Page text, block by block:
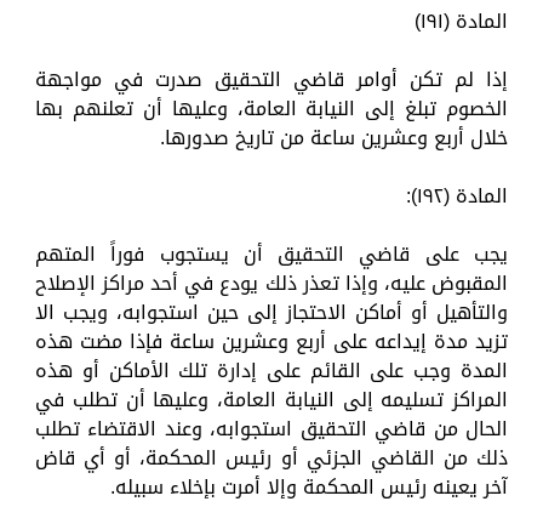
المادة (۱۹۱)
إذا لم تكن أوامر قاضي التحقيق صدرت في مواجهة
الخصوم تبلغ إلى النيابة العامة، وعليها أن تعلنهم بها
خلال أربع وعشرين ساعة من تاريخ صدورها.
المادة (۱۹۲):
يجب على قاضي التحقيق أن يستجوب فوراً المتهم
المقبوض عليه، وإذا تعذر ذلك يودع في أحد مراكز الإصلاح
والتأهيل أو أماكن الاحتجاز إلى حين استجوابه، ويجب الا
تزيد مدة إيداعه على أربع وعشرين ساعة فإذا مضت هذه
المدة وجب على القائم على إدارة تلك الأماكن أو هذه
المراكز تسليمه إلى النيابة العامة، وعليها أن تطلب في
الحال من قاضي التحقيق استجوابه، وعند الاقتضاء تطلب
ذلك من القاضي الجزئي أو رئيس المحكمة، أو أي قاض
آخر يعينه رئيس المحكمة وإلا أمرت بإخلاء سبيله.